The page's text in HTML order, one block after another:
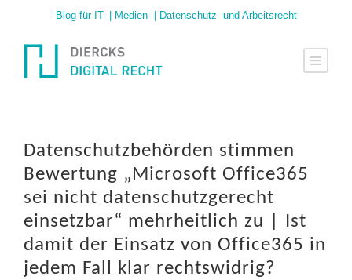
Blog für IT- | Medien- | Datenschutz- und Arbeitsrecht
Datenschutzbehörden stimmen
Bewertung „Microsoft Office365
sei nicht datenschutzgerecht
einsetzbar“ mehrheitlich zu | Ist
damit der Einsatz von Office365 in
jedem Fall klar rechtswidrig?